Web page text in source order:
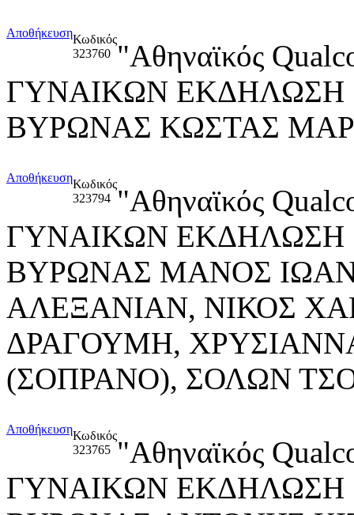
ΑποθήκευσηΚωδικός
323760 "Αθηναϊκός
ΓΥΝΑΙΚΩΝ ΕΚΔΗΛΩΣΗ
ΒΥΡΩΝΑΣ ΚΩΣΤΑΣ
ΑποθήκευσηΚωδικός
323794 "Αθηναϊκός
ΓΥΝΑΙΚΩΝ ΕΚΔΗΛΩΣΗ
ΒΥΡΩΝΑΣ ΜΑΝΟΣ
ΑΛΕΞΑΝΙΑΝ, ΝΙΚΟΣ
ΔΡΑΓΟΥΜΗ,
(ΣΟΠΡΑΝΟ), ΣΟΛΩΝ
ΑποθήκευσηΚωδικός
323765 "Αθηναϊκός
ΓΥΝΑΙΚΩΝ ΕΚΔΗΛΩΣΗ